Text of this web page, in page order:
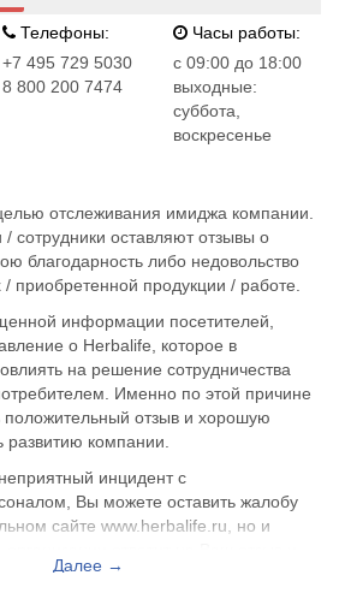
Телефоны:
+7 495 729 5030
8 800 200 7474
Часы работы:
c 09:00 до 18:00
выходные:
суббота,
воскресенье
отслеживания имиджа компании.
сотрудники оставляют отзывы о
благодарность либо недовольство
/ приобретенной продукции / работе.
информации посетителей,
о Herbalife, которое в
на решение сотрудничества
Именно по этой причине
положительный отзыв и хорошую
компании.
инцидент с
Вы можете оставить жалобу
сайте www.herbalife.ru, но и
качества предоставляемых
Далее →